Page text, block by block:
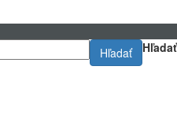
Hľadať
Hľadať